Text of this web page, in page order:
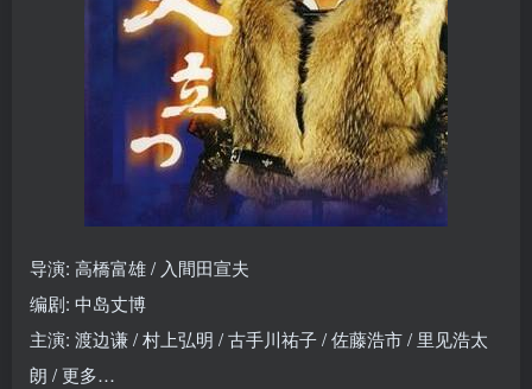
导演: 高橋富雄 / 入間田宣夫
编剧: 中岛丈博
主演: 渡边谦 / 村上弘明 / 古手川祐子 / 佐藤浩市 / 里见浩太
朗 / 更多…